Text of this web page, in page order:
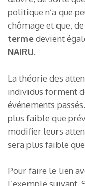
politique n’a que
chômage et que,
termedevient
NAIRU.
La théorie des
individus forment
événements
plus faible que
modifier leurs
sera plus faible
Pour faire le lien
l’exemple suivant.